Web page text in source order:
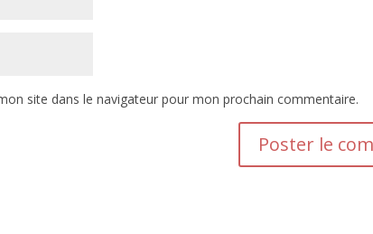
site dans le navigateur pour mon prochain commentaire.